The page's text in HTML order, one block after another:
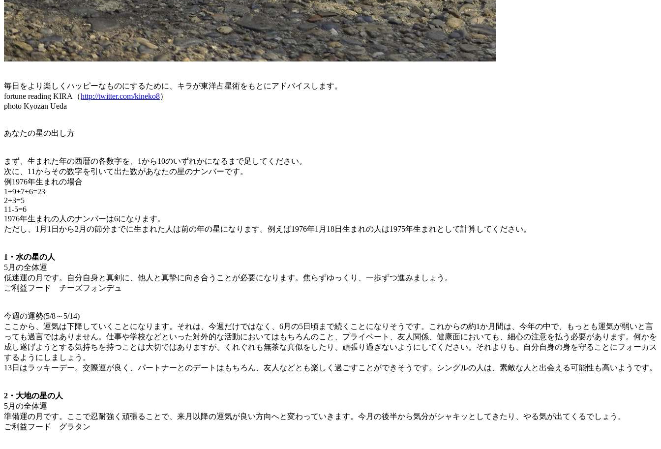
毎日をより楽しくハッピーなものにするために、キラが東洋占星術をもとにアドバイスします。
fortune reading KIRA（http://twitter.com/kineko8）
photo Kyozan Ueda
あなたの星の出し方
まず、生まれた年の西暦の各数字を、1から10のいずれかになるまで足してください。
次に、11からその数字を引いて出た数があなたの星のナンバーです。
例1976年生まれの場合
1+9+7+6=23
2+3=5
11-5=6
1976年生まれの人のナンバーは6になります。
ただし、1月1日から2月の節分までに生まれた人は前の年の星になります。例えば1976年1月18日生まれの人は1975年生まれとして計算してください。
1・水の星の人
5月の全体運
低迷運の月です。自分自身と真剣に、他人と真摯に向き合うことが必要になります。焦らずゆっくり、一歩ずつ進みましょう。
ご利益フード チーズフォンデュ
今週の運勢(5/8～5/14)
ここから、運気は下降していくことになります。それは、今週だけではなく、6月の5日頃まで続くことになりそうです。これからの約1か月間は、今年の中で、もっとも運気が弱いと言
っても過言ではありません。仕事や学校などといった対外的な活動においてはもちろんのこと、プライベート、友人関係、健康面においても、細心の注意を払う必要があります。何かを
成し遂げようとする気持ちを持つことは大切ではありますが、くれぐれも無茶な真似をしたり、頑張り過ぎないようにしてください。それよりも、自分自身の身を守ることにフォーカス
するようにしましょう。
13日はラッキーデー。交際運が良く、パートナーとのデートはもちろん、友人などとも楽しく過ごすことができそうです。シングルの人は、素敵な人と出会える可能性も高いようです。
2・大地の星の人
5月の全体運
準備運の月です。ここで忍耐強く頑張ることで、来月以降の運気が良い方向へと変わっていきます。今月の後半から気分がシャキッとしてきたり、やる気が出てくるでしょう。
ご利益フード グラタン